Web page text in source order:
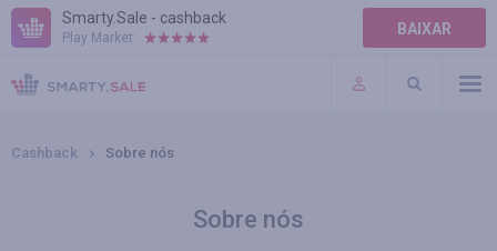
Smarty.Sale - cashback
Play Market: BAIXAR
AJUDA
TERMOS DE USO
Cashback Sobre nós
Sobre nós